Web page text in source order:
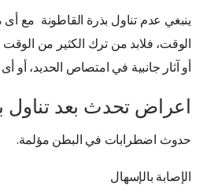
ينبغي عدم تناول بذرة القاطونة مع
الوقت، فلابد من ترك الكثير من الوقت
أو آثار جانبية في امتصاص الحديد، أو
اعراض تحدث بعد تناول
حدوث اضطرابات في البطن مؤلمة.
الإصابة بالإسهال